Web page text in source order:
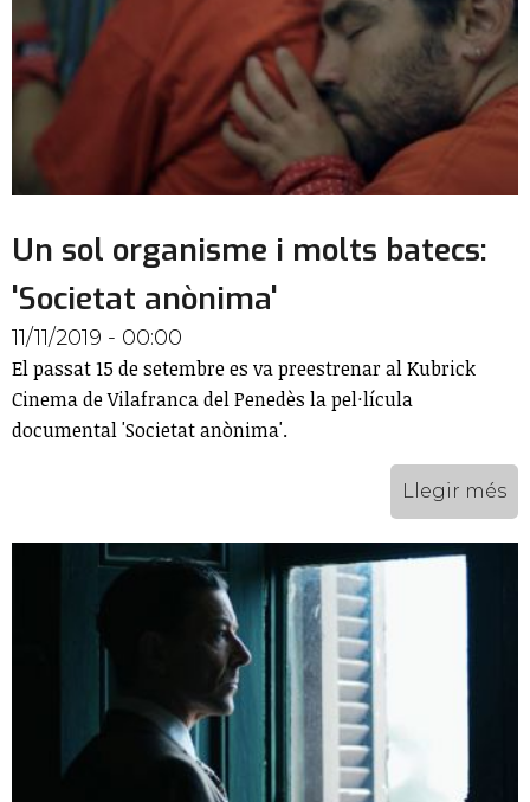
Un sol organisme i molts batecs:
'Societat anònima'
11/11/2019 - 00:00
El passat 15 de setembre es va preestrenar al Kubrick
Cinema de Vilafranca del Penedès la pel·lícula
documental 'Societat anònima'.
Llegir més